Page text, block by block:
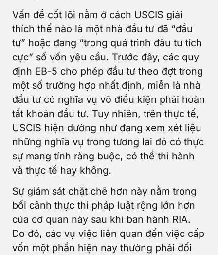
Vấn đề cốt lõi nằm ở cách USCIS giải
thích thế nào là một nhà đầu tư đã “đầu
tư” hoặc đang “trong quá trình đầu tư tích
cực” số vốn yêu cầu. Trước đây, các quy
định EB-5 cho phép đầu tư theo đợt trong
một số trường hợp nhất định, miễn là nhà
đầu tư có nghĩa vụ vô điều kiện phải hoàn
tất khoản đầu tư. Tuy nhiên, trên thực tế,
USCIS hiện dường như đang xem xét liệu
những nghĩa vụ trong tương lai đó có thực
sự mang tính ràng buộc, có thể thi hành
và thực tế hay không.
Sự giám sát chặt chẽ hơn này nằm trong
bối cảnh thực thi pháp luật rộng lớn hơn
của cơ quan này sau khi ban hành RIA.
Do đó, các vụ việc liên quan đến việc cấp
vốn một phần hiện nay thường phải đối